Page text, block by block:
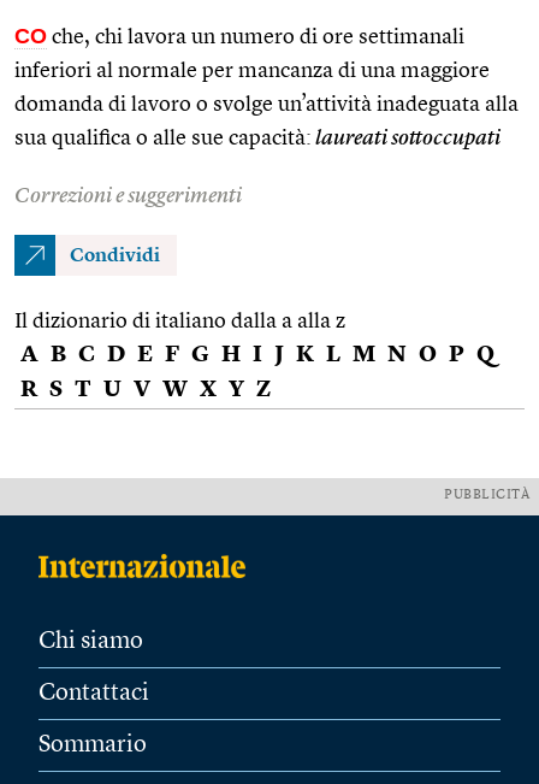
CO che, chi lavora un numero di ore settimanali
inferiori al normale per mancanza di una maggiore
domanda di lavoro o svolge un’attività inadeguata alla
sua qualifica o alle sue capacità: laureati sottoccupati
Correzioni e suggerimenti
Condividi
Il dizionario di italiano dalla a alla z
A B C D E F G H I J K L M N O P Q
R S T U V W X Y Z
PUBBLICITÀ
Chi siamo
Contattaci
Sommario